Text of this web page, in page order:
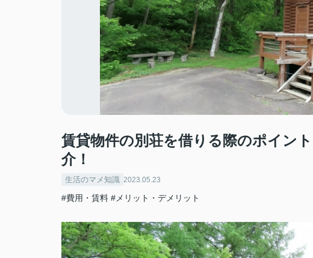
賃貸物件の別荘を借りる際のポイン
介！
生活のマメ知識 2023.05.23
#費用・賃料 #メリット・デメリット